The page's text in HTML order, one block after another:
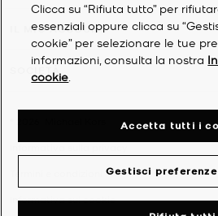
IL MIO ACCOUNT
SOCIETÀ
Informativa sulla privacy
Informativa sui cookie
Clicca su “Rifiuta tutto” per
essenziali oppure clicca su
cookie” per selezionare le tue
informazioni, consulta la nostra
cookie
Gestisci
Accetta tutti i